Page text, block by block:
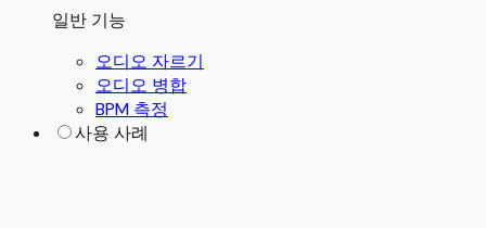
일반 기능
오디오 자르기
오디오 병합
BPM 측정
사용 사례